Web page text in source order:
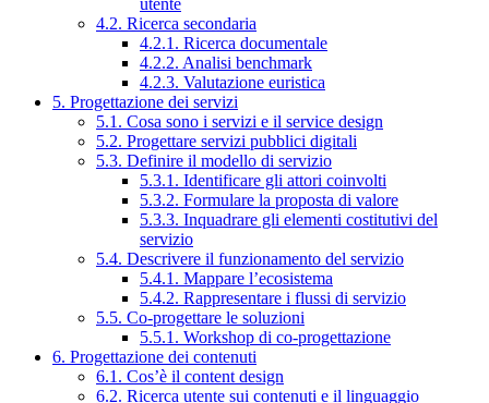
4.2. Ricerca secondaria
4.2.1. Ricerca documentale
4.2.2. Analisi benchmark
4.2.3. Valutazione euristica
5. Progettazione dei servizi
5.1. Cosa sono i servizi e il service design
5.2. Progettare servizi pubblici digitali
5.3. Definire il modello di servizio
5.3.1. Identificare gli attori coinvolti
5.3.2. Formulare la proposta di valore
5.3.3. Inquadrare gli elementi costitutivi del
servizio
5.4. Descrivere il funzionamento del servizio
5.4.1. Mappare l’ecosistema
5.4.2. Rappresentare i flussi di servizio
5.5. Co-progettare le soluzioni
5.5.1. Workshop di co-progettazione
6. Progettazione dei contenuti
6.1. Cos’è il content design
6.2. Ricerca utente sui contenuti e il linguaggio